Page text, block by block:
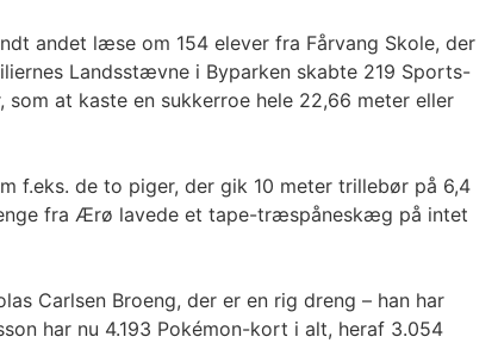
andet læse om 154 elever fra Fårvang Skole, der
Landsstævne i Byparken skabte 219 Sports-
at kaste en sukkerroe hele 22,66 meter eller
f.eks. de to piger, der gik 10 meter trillebør på 6,4
fra Ærø lavede et tape-træspåneskæg på intet
Carlsen Broeng, der er en rig dreng – han har
har nu 4.193 Pokémon-kort i alt, heraf 3.054